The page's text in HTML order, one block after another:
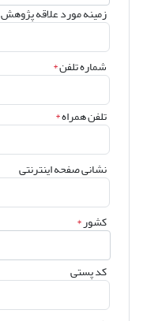
زمینه مورد علاقه پژوهش
شماره تلفن*
تلفن همراه*
نشانی صفحه اینترنتی
کشور*
کد پستی